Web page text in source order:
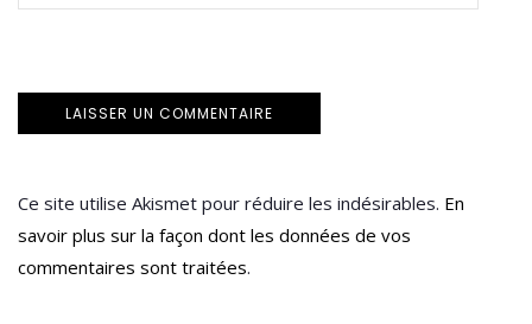
Ce site utilise Akismet pour réduire les indésirables. En
savoir plus sur la façon dont les données de vos
commentaires sont traitées.